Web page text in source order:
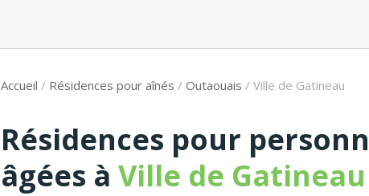
Accueil / Résidences pour aînés / Outaouais / Ville de Gatineau
Résidences pour
âgées à Ville de Gatineau